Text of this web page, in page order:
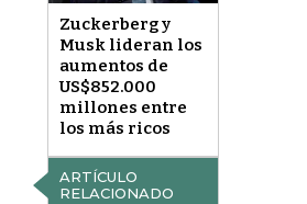
Zuckerberg y
Musk lideran los
aumentos de
US$852.000
millones entre
los más ricos
ARTÍCULO
RELACIONADO